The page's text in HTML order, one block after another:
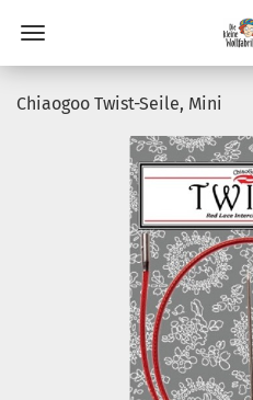
Chiaogoo Twist-Seile, Mini